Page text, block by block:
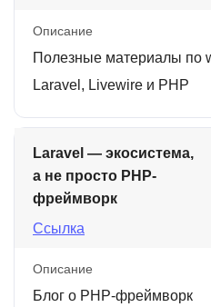
Описание
Полезные материалы по
Laravel, Livewire и PHP
Laravel — экосистема,
а не просто PHP-
фреймворк
Ссылка
Описание
Блог о PHP-фреймворк